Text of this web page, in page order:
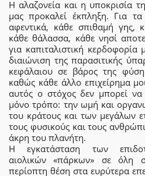
Η αλαζονεία και η υποκρισία
μας προκαλεί έκπληξη. Για τα
αφεντικά, κάθε σπιθαμή γης,
κάθε θάλασσα, κάθε νησί
για καπιταλιστική κερδοφορία
διαιώνιση της παρασιτικής
κεφάλαιου σε βάρος της
καθώς κάθε άλλο επιχείρημα
αυτός ο στόχος δεν μπορεί να
μόνο τρόπο: την ωμή και
του κράτους και των μεγάλων
τους φυσικούς και τους
άκρη του πλανήτη.
Η εγκατάσταση των
αιολικών «πάρκων» σε όλη
περίοπτη θέση στα ευρύτερα